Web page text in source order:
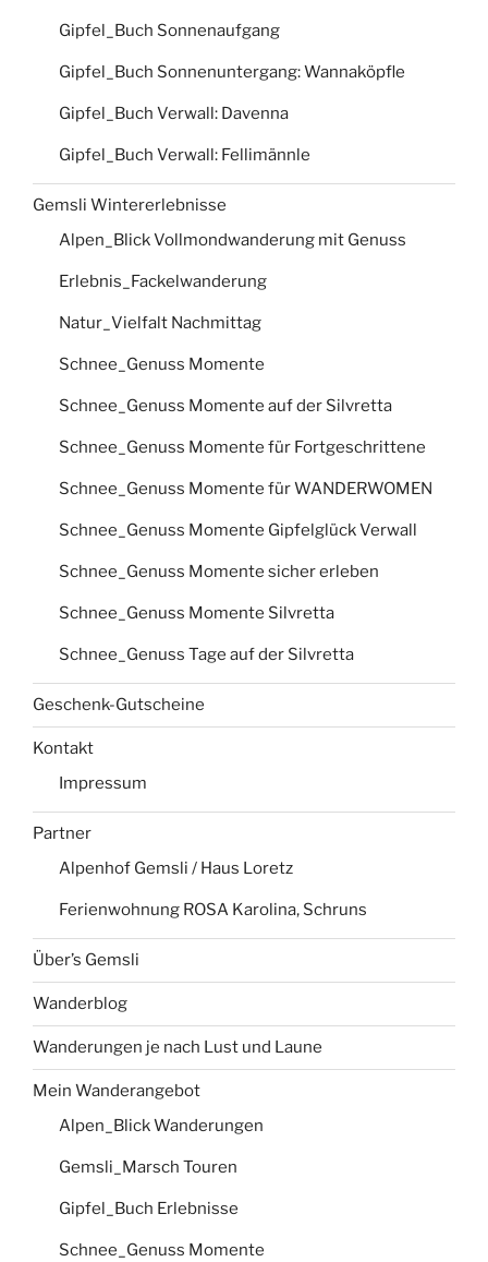
Gipfel_Buch Sonnenaufgang
Gipfel_Buch Sonnenuntergang: Wannaköpfle
Gipfel_Buch Verwall: Davenna
Gipfel_Buch Verwall: Fellimännle
Gemsli Wintererlebnisse
Alpen_Blick Vollmondwanderung mit Genuss
Erlebnis_Fackelwanderung
Natur_Vielfalt Nachmittag
Schnee_Genuss Momente
Schnee_Genuss Momente auf der Silvretta
Schnee_Genuss Momente für Fortgeschrittene
Schnee_Genuss Momente für WANDERWOMEN
Schnee_Genuss Momente Gipfelglück Verwall
Schnee_Genuss Momente sicher erleben
Schnee_Genuss Momente Silvretta
Schnee_Genuss Tage auf der Silvretta
Geschenk-Gutscheine
Kontakt
Impressum
Partner
Alpenhof Gemsli / Haus Loretz
Ferienwohnung ROSA Karolina, Schruns
Über’s Gemsli
Wanderblog
Wanderungen je nach Lust und Laune
Mein Wanderangebot
Alpen_Blick Wanderungen
Gemsli_Marsch Touren
Gipfel_Buch Erlebnisse
Schnee_Genuss Momente